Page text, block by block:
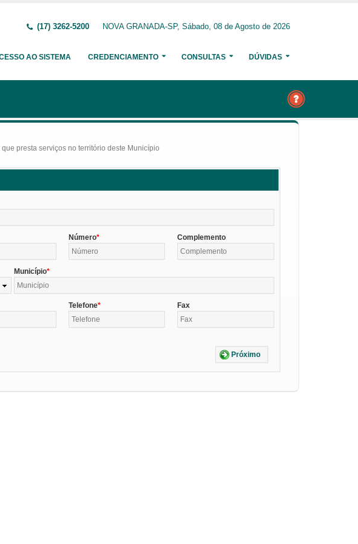
(17) 3262-5200 NOVA GRANADA-SP, Sábado, 08 de Agosto de 2026
AO SISTEMA CREDENCIAMENTO CONSULTAS DÚVIDAS
presta serviços no território deste Município
Número Complemento
Município
Telefone Fax
Próximo